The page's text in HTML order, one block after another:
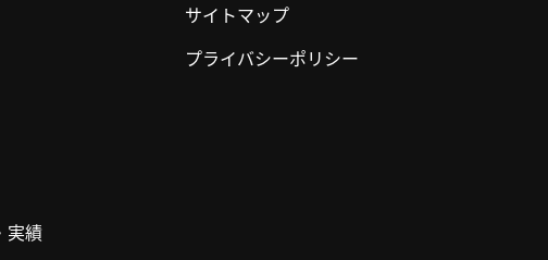
実績
サイトマップ
プライバシーポリシー